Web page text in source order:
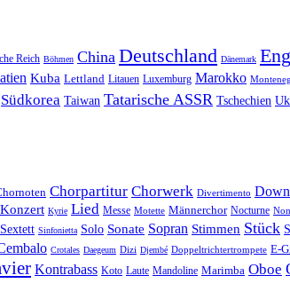
Reich Böhmen China Deutschland Dänemark
Kuba Lettland Litauen Luxemburg Marokko
Südkorea Taiwan Tatarische ASSR Tschechien
Chorpartitur Chorwerk Divertimento
Konzert Kyrie Lied Messe Motette Männerchor Nocturne
Sextett Sinfonietta Solo Sonate Sopran Stimmen Stück
Crotales Daegeum Dizi Djembé Doppeltrichtertrompete E-
Kontrabass Koto Laute Mandoline Marimba Oboe